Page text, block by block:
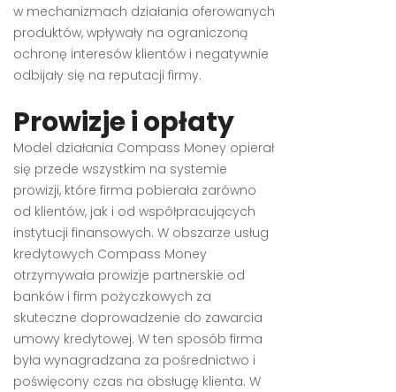
w mechanizmach działania oferowanych
produktów, wpływały na ograniczoną
ochronę interesów klientów i negatywnie
odbijały się na reputacji firmy.
Prowizje i opłaty
Model działania Compass Money opierał
się przede wszystkim na systemie
prowizji, które firma pobierała zarówno
od klientów, jak i od współpracujących
instytucji finansowych. W obszarze usług
kredytowych Compass Money
otrzymywała prowizje partnerskie od
banków i firm pożyczkowych za
skuteczne doprowadzenie do zawarcia
umowy kredytowej. W ten sposób firma
była wynagradzana za pośrednictwo i
poświęcony czas na obsługę klienta. W